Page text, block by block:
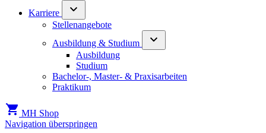
Karriere
Stellenangebote
Ausbildung & Studium
Ausbildung
Studium
Bachelor-, Master- & Praxisarbeiten
Praktikum
MH Shop
Navigation überspringen